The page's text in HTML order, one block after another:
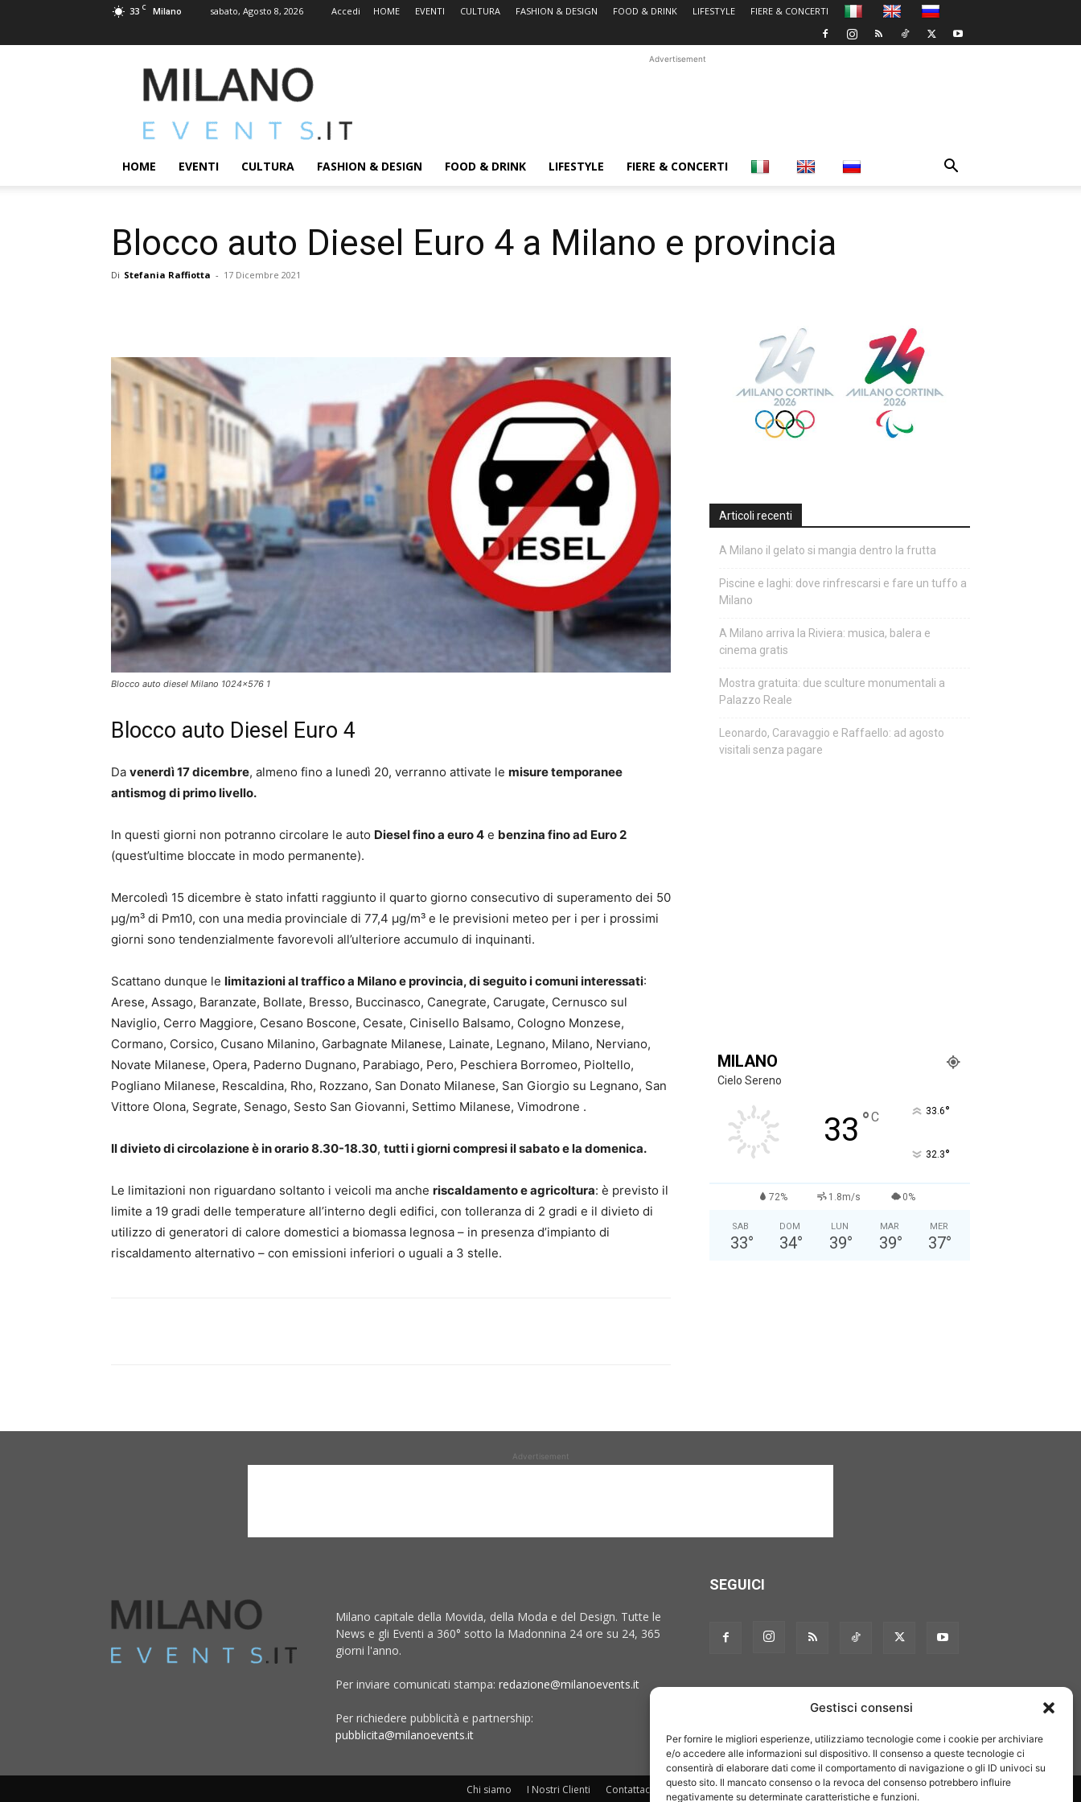
Gestisci consensi
Per fornire le migliori esperienze, utilizziamo tecnologie come i cookie per archiviare
e/o accedere alle informazioni sul dispositivo. Il consenso a queste tecnologie ci
consentirà di elaborare dati come il comportamento di navigazione o gli ID univoci su
questo sito. Il mancato consenso o la revoca del consenso potrebbero influire
negativamente su determinate caratteristiche e funzioni.
33 C Milano sabato, Agosto 8, 2026 Accedi HOME EVENTI CULTURA FASHION & DESIGN FOOD & DRINK LIFESTYLE FIERE & CONCERTI
MILANOEVENTS.IT
|
2.0
ed
Eventi
Advertisement
HOME EVENTI CULTURA FASHION & DESIGN FOOD & DRINK LIFESTYLE FIERE & CONCERTI
Blocco auto Diesel Euro 4 a Milano e provincia
Di Stefania Raffiotta - 17 Dicembre 2021
Blocco auto diesel Milano 1024x576 1
Blocco auto Diesel Euro 4
Da venerdì 17 dicembre, almeno fino a lunedì 20, verranno attivate le misure temporanee
antismog di primo livello.
In questi giorni non potranno circolare le auto Diesel fino a euro 4 e benzina fino ad Euro 2
(quest’ultime bloccate in modo permanente).
Mercoledì 15 dicembre è stato infatti raggiunto il quarto giorno consecutivo di superamento dei 50
µg/m³ di Pm10, con una media provinciale di 77,4 µg/m³ e le previsioni meteo per i per i prossimi
giorni sono tendenzialmente favorevoli all’ulteriore accumulo di inquinanti.
Scattano dunque le limitazioni al traffico a Milano e provincia, di seguito i comuni interessati:
Arese, Assago, Baranzate, Bollate, Bresso, Buccinasco, Canegrate, Carugate, Cernusco sul
Naviglio, Cerro Maggiore, Cesano Boscone, Cesate, Cinisello Balsamo, Cologno Monzese,
Cormano, Corsico, Cusano Milanino, Garbagnate Milanese, Lainate, Legnano, Milano, Nerviano,
Novate Milanese, Opera, Paderno Dugnano, Parabiago, Pero, Peschiera Borromeo, Pioltello,
Pogliano Milanese, Rescaldina, Rho, Rozzano, San Donato Milanese, San Giorgio su Legnano, San
Vittore Olona, Segrate, Senago, Sesto San Giovanni, Settimo Milanese, Vimodrone .
Il divieto di circolazione è in orario 8.30-18.30, tutti i giorni compresi il sabato e la domenica.
Le limitazioni non riguardano soltanto i veicoli ma anche riscaldamento e agricoltura: è previsto il
limite a 19 gradi delle temperature all’interno degli edifici, con tolleranza di 2 gradi e il divieto di
utilizzo di generatori di calore domestici a biomassa legnosa – in presenza d’impianto di
riscaldamento alternativo – con emissioni inferiori o uguali a 3 stelle.
Articoli recenti
A Milano il gelato si mangia dentro la frutta
Piscine e laghi: dove rinfrescarsi e fare un tuffo a
Milano
A Milano arriva la Riviera: musica, balera e
cinema gratis
Mostra gratuita: due sculture monumentali a
Palazzo Reale
Leonardo, Caravaggio e Raffaello: ad agosto
visitali senza pagare
MILANO
Cielo Sereno
33 °C 33.6°
32.3°
72% 1.8m/s 0%
SAB
33°
DOM
34°
LUN
39°
MAR
39°
MER
37°
Advertisement
Milano capitale della Movida, della Moda e del Design. Tutte le
News e gli Eventi a 360° sotto la Madonnina 24 ore su 24, 365
giorni l'anno.
Per inviare comunicati stampa: redazione@milanoevents.it
Per richiedere pubblicità e partnership:
pubblicita@milanoevents.it
SEGUICI
Chi siamo I Nostri Clienti Contattaci Collabora con noi Pubblicità Privacy policy Linee editoriali